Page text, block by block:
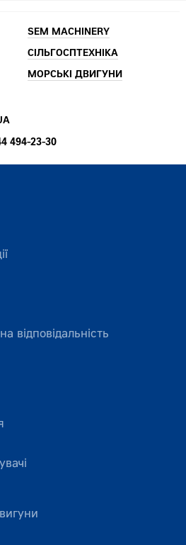
SEM MACHINERY
СІЛЬГОСПТЕХНІКА
МОРСЬКІ ДВИГУНИ
494-23-30
відповідальність